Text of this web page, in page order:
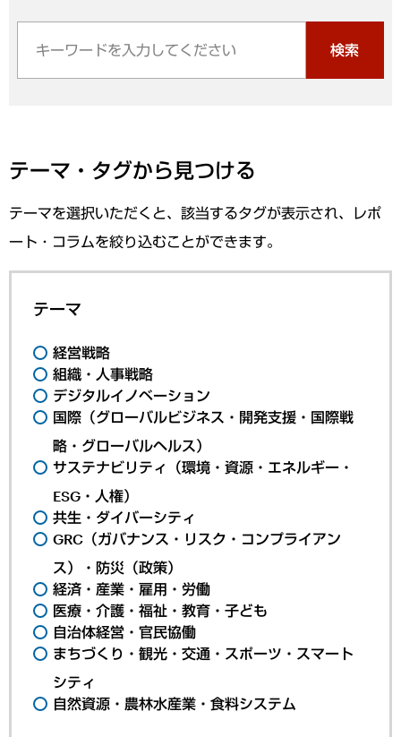
検索
テーマ・タグから見つける
テーマを選択いただくと、該当するタグが表示され、レポ
ート・コラムを絞り込むことができます。
テーマ
経営戦略
組織・人事戦略
デジタルイノベーション
国際（グローバルビジネス・開発支援・国際戦
略・グローバルヘルス）
サステナビリティ（環境・資源・エネルギー・
ESG・人権）
共生・ダイバーシティ
GRC（ガバナンス・リスク・コンプライアン
ス）・防災（政策）
経済・産業・雇用・労働
医療・介護・福祉・教育・子ども
自治体経営・官民協働
まちづくり・観光・交通・スポーツ・スマート
シティ
自然資源・農林水産業・食料システム